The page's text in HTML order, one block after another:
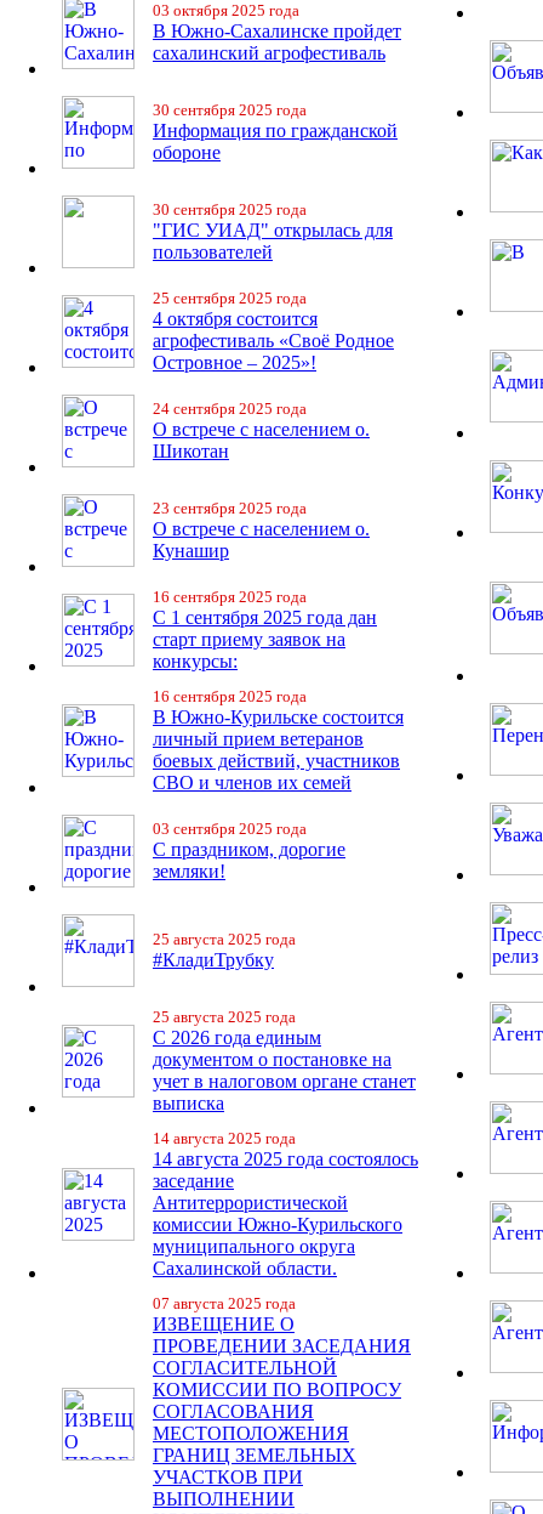
03 октября 2025 года
В Южно-Сахалинске пройдет
сахалинский агрофестиваль
30 сентября 2025 года
Информация по гражданской
обороне
30 сентября 2025 года
"ГИС УИАД" открылась для
пользователей
25 сентября 2025 года
4 октября состоится
агрофестиваль «Своё Родное
Островное – 2025»!
24 сентября 2025 года
О встрече с населением о.
Шикотан
23 сентября 2025 года
О встрече с населением о.
Кунашир
16 сентября 2025 года
С 1 сентября 2025 года дан
старт приему заявок на
конкурсы:
16 сентября 2025 года
В Южно-Курильске состоится
личный прием ветеранов
боевых действий, участников
СВО и членов их семей
03 сентября 2025 года
С праздником, дорогие
земляки!
25 августа 2025 года
#КладиТрубку
25 августа 2025 года
С 2026 года единым
документом о постановке на
учет в налоговом органе станет
выписка
14 августа 2025 года
14 августа 2025 года состоялось
заседание
Антитеррористической
комиссии Южно-Курильского
муниципального округа
Сахалинской области.
07 августа 2025 года
ИЗВЕЩЕНИЕ О
ПРОВЕДЕНИИ ЗАСЕДАНИЯ
СОГЛАСИТЕЛЬНОЙ
КОМИССИИ ПО ВОПРОСУ
СОГЛАСОВАНИЯ
МЕСТОПОЛОЖЕНИЯ
ГРАНИЦ ЗЕМЕЛЬНЫХ
УЧАСТКОВ ПРИ
ВЫПОЛНЕНИИ